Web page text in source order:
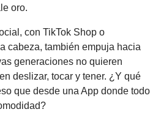
oro.
con TikTok Shop o
cabeza, también empuja hacia
generaciones no quieren
deslizar, tocar y tener. ¿Y qué
que desde una App donde todo